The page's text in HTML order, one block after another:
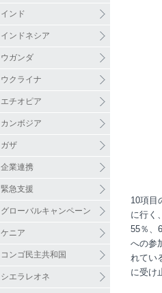
インド
インドネシア
ウガンダ
ウクライナ
エチオピア
カンボジア
ガザ
企業連携
緊急支援
グローバルキャンペーン
ケニア
コンゴ民主共和国
シエラレオネ
10項目
に行く
55％、
への参
れてい
に受け